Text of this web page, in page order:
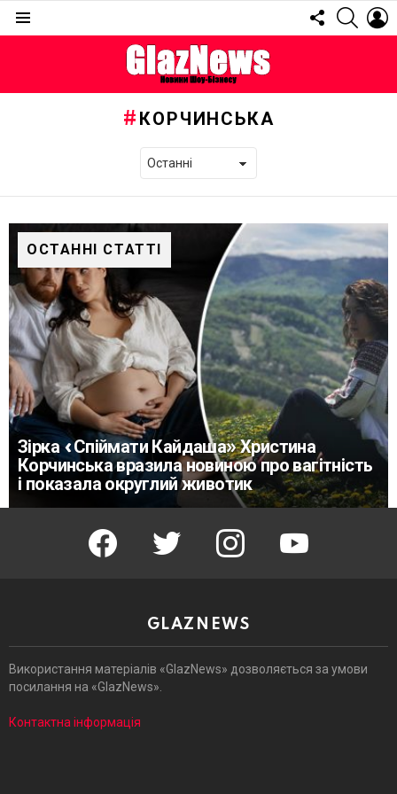
FOLLOW
US
КОРЧИНСЬКА
ОСТАННІ СТАТТІ
Зірка «Спіймати Кайдаша» Христина
Корчинська вразила новиною про вагітність
і показала округлий животик
facebook twitter instagram youtube
GLAZNEWS
Використання матеріалів «GlazNews» дозволяється за умови
посилання на «GlazNews».
Контактна інформація